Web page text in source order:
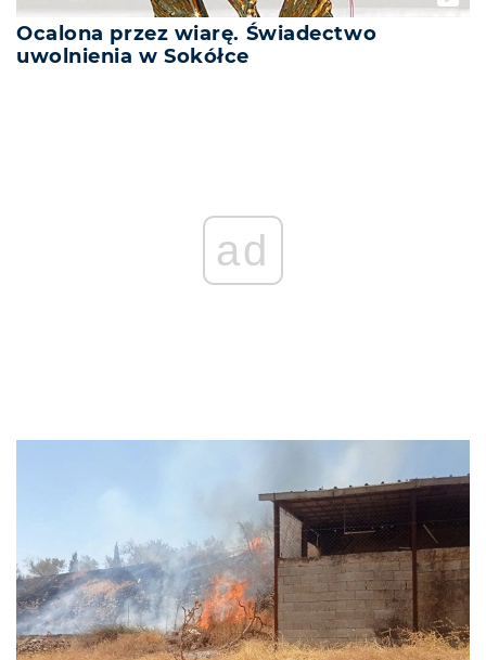
Ocalona przez wiarę. Świadectwo
uwolnienia w Sokółce